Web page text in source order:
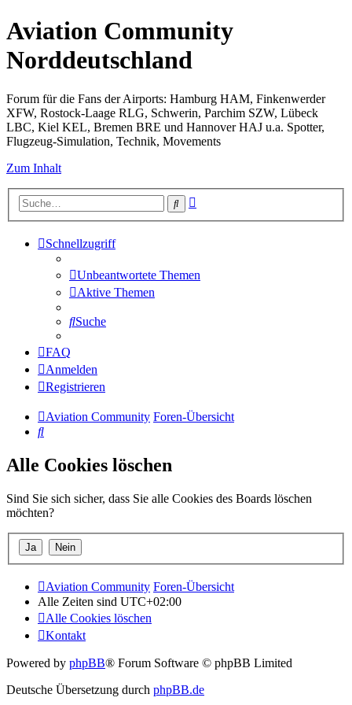
Aviation Community
Norddeutschland
Forum für die Fans der Airports: Hamburg HAM, Finkenwerder
XFW, Rostock-Laage RLG, Schwerin, Parchim SZW, Lübeck
LBC, Kiel KEL, Bremen BRE und Hannover HAJ u.a. Spotter,
Flugzeug-Simulation, Technik, Movements
Zum Inhalt
Suche
Schnellzugriff
Unbeantwortete Themen
Aktive Themen
Suche
FAQ
Anmelden
Registrieren
Aviation Community Foren-Übersicht
Suche
Alle Cookies löschen
Sind Sie sich sicher, dass Sie alle Cookies des Boards löschen
möchten?
Aviation Community Foren-Übersicht
Alle Zeiten sind UTC+02:00
Alle Cookies löschen
Kontakt
Powered by phpBB® Forum Software © phpBB Limited
Deutsche Übersetzung durch phpBB.de